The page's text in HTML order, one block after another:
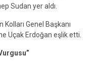
Sudan yer aldı.
Kolları Genel Başkanı
Uçak Erdoğan eşlik etti.